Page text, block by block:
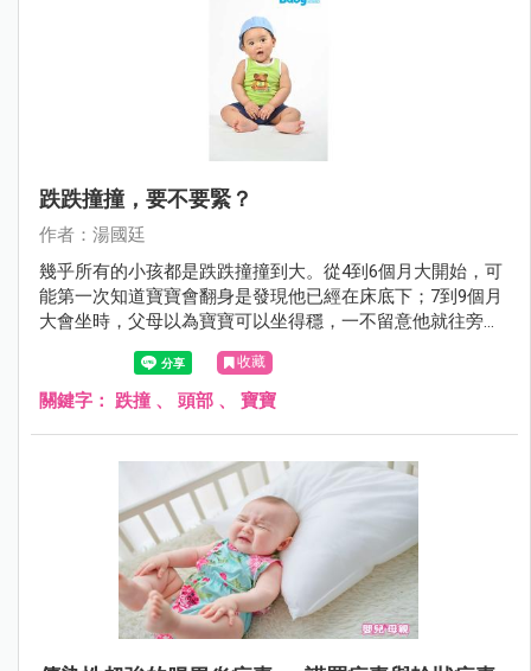
跌跌撞撞，要不要緊？
作者：湯國廷
幾乎所有的小孩都是跌跌撞撞到大。從4到6個月大開始，可
能第一次知道寶寶會翻身是發現他已經在床底下；7到9個月
大會坐時，父母以為寶寶可以坐得穩，一不留意他就往旁或
後傾倒；1歲剛會走路，搖搖晃晃，一不小心，不是往前就
是往後撲倒；更不用說，2歲時爬上爬下，不知天高地厚，
沒有懼高症，很容易從椅子或沙發上摔下來。
收藏
關鍵字： 跌撞 、 頭部 、 寶寶